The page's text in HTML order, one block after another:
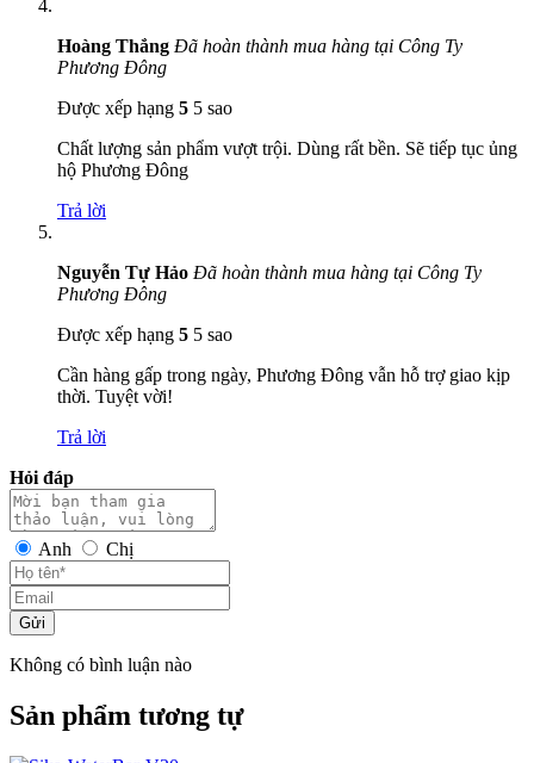
Hoàng Thắng Đã hoàn thành mua hàng tại Công Ty
Phương Đông
Được xếp hạng 5 5 sao
Chất lượng sản phẩm vượt trội. Dùng rất bền. Sẽ tiếp tục ủng
hộ Phương Đông
Trả lời
Nguyễn Tự Hảo Đã hoàn thành mua hàng tại Công Ty
Phương Đông
Được xếp hạng 5 5 sao
Cần hàng gấp trong ngày, Phương Đông vẫn hỗ trợ giao kịp
thời. Tuyệt vời!
Trả lời
Hỏi đáp
Anh Chị
Gửi
Không có bình luận nào
Sản phẩm tương tự